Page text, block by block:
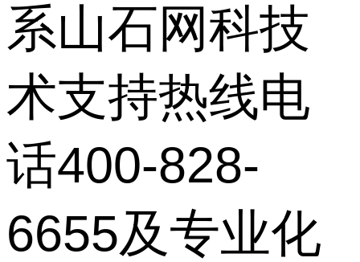
系山石网科技
术支持热线电
话400-828-
6655及专业化